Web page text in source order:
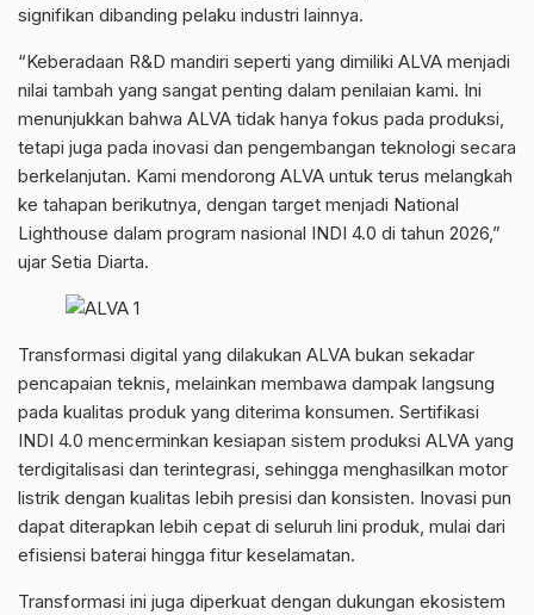
signifikan dibanding pelaku industri lainnya.
“Keberadaan R&D mandiri seperti yang dimiliki ALVA menjadi
nilai tambah yang sangat penting dalam penilaian kami. Ini
menunjukkan bahwa ALVA tidak hanya fokus pada produksi,
tetapi juga pada inovasi dan pengembangan teknologi secara
berkelanjutan. Kami mendorong ALVA untuk terus melangkah
ke tahapan berikutnya, dengan target menjadi National
Lighthouse dalam program nasional INDI 4.0 di tahun 2026,”
ujar Setia Diarta.
Transformasi digital yang dilakukan ALVA bukan sekadar
pencapaian teknis, melainkan membawa dampak langsung
pada kualitas produk yang diterima konsumen. Sertifikasi
INDI 4.0 mencerminkan kesiapan sistem produksi ALVA yang
terdigitalisasi dan terintegrasi, sehingga menghasilkan motor
listrik dengan kualitas lebih presisi dan konsisten. Inovasi pun
dapat diterapkan lebih cepat di seluruh lini produk, mulai dari
efisiensi baterai hingga fitur keselamatan.
Transformasi ini juga diperkuat dengan dukungan ekosistem